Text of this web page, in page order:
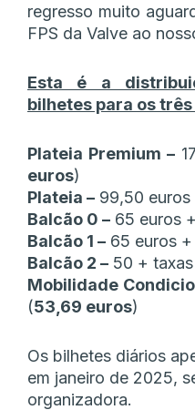
regresso muito
FPS da Valve ao
Esta é a
bilhetes para os três
Plateia Premium –
euros)
Plateia – 99,50 euros
Balcão 0 – 65 euros
Balcão 1 – 65 euros
Balcão 2 – 50 +
Mobilidade
(53,69 euros)
Os bilhetes diários
em janeiro de 2025,
organizadora.